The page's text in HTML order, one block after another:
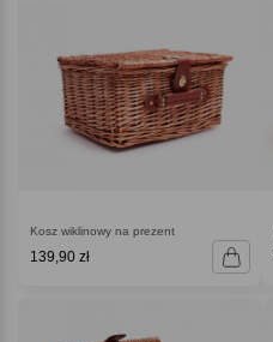
Kosz wiklinowy na prezent
139,90 zł